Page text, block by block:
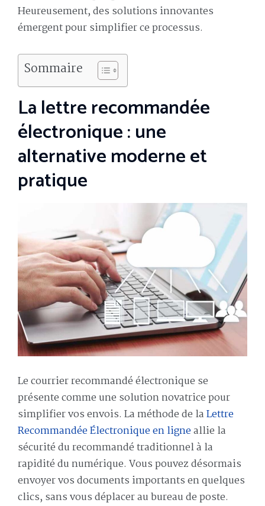
Heureusement, des solutions innovantes
émergent pour simplifier ce processus.
Sommaire
La lettre recommandée
électronique : une
alternative moderne et
pratique
Le courrier recommandé électronique se
présente comme une solution novatrice pour
simplifier vos envois. La méthode de laLettre
Recommandée Électronique en ligneallie la
sécurité du recommandé traditionnel à la
rapidité du numérique. Vous pouvez désormais
envoyer vos documents importants en quelques
clics, sans vous déplacer au bureau de poste.